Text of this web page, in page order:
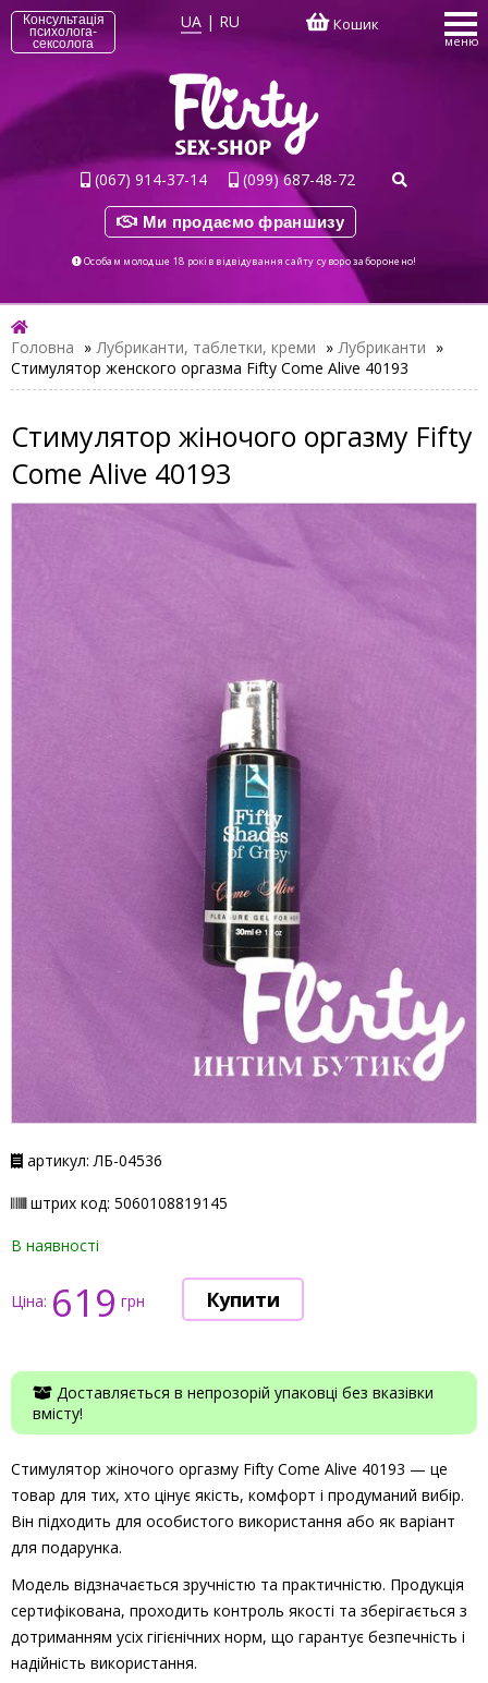
Консультація
психолога-
сексолога
UA | RU Кошик
меню
(067) 914-37-14 (099) 687-48-72
Ми продаємо франшизу
Особам молодше 18 років відвідування сайту суворо заборонено!
Головна » Лубриканти, таблетки, креми » Лубриканти »
Стимулятор женского оргазма Fifty Come Alive 40193
Стимулятор жіночого оргазму Fifty
Come Alive 40193
артикул: ЛБ-04536
штрих код: 5060108819145
В наявності
Ціна: 619 грн
Доставляється в непрозорій упаковці без вказівки
вмісту!
Стимулятор жіночого оргазму Fifty Come Alive 40193 — це
товар для тих, хто цінує якість, комфорт і продуманий вибір.
Він підходить для особистого використання або як варіант
для подарунка.
Модель відзначається зручністю та практичністю. Продукція
сертифікована, проходить контроль якості та зберігається з
дотриманням усіх гігієнічних норм, що гарантує безпечність і
надійність використання.